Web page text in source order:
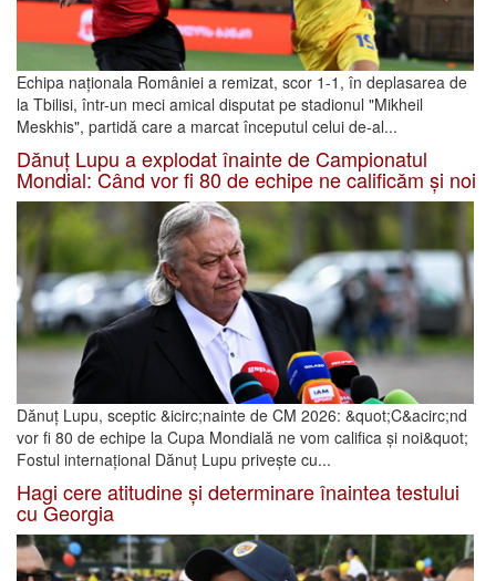
Echipa naționala României a remizat, scor 1-1, în deplasarea de
la Tbilisi, într-un meci amical disputat pe stadionul "Mikheil
Meskhis", partidă care a marcat începutul celui de-al...
Dănuț Lupu a explodat înainte de Campionatul
Mondial: Când vor fi 80 de echipe ne calificăm și noi
Dănuț Lupu, sceptic &icirc;nainte de CM 2026: &quot;C&acirc;nd
vor fi 80 de echipe la Cupa Mondială ne vom califica și noi&quot;
Fostul internațional Dănuț Lupu privește cu...
Hagi cere atitudine și determinare înaintea testului
cu Georgia